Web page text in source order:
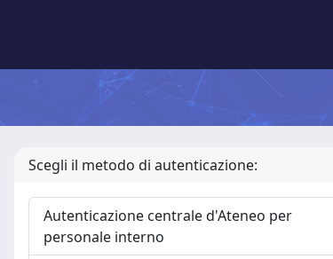
Scegli il metodo di autenticazione:
Autenticazione centrale d'Ateneo per
personale interno